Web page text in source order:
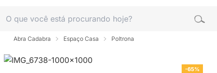
Abra Cadabra Espaço Casa Poltrona
-65%